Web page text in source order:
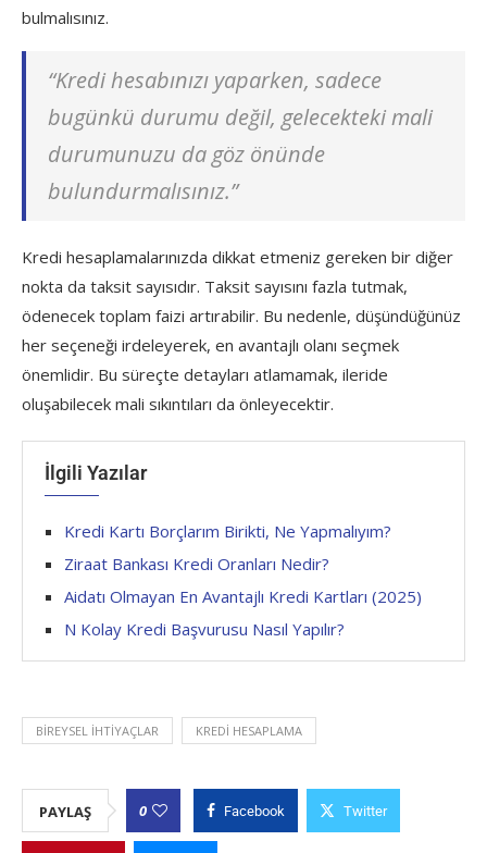
bulmalısınız.
“Kredi hesabınızı yaparken, sadece
bugünkü durumu değil, gelecekteki mali
durumunuzu da göz önünde
bulundurmalısınız.”
Kredi hesaplamalarınızda dikkat etmeniz gereken bir diğer
nokta da taksit sayısıdır. Taksit sayısını fazla tutmak,
ödenecek toplam faizi artırabilir. Bu nedenle, düşündüğünüz
her seçeneği irdeleyerek, en avantajlı olanı seçmek
önemlidir. Bu süreçte detayları atlamamak, ileride
oluşabilecek mali sıkıntıları da önleyecektir.
İlgili Yazılar
Kredi Kartı Borçlarım Birikti, Ne Yapmalıyım?
Ziraat Bankası Kredi Oranları Nedir?
Aidatı Olmayan En Avantajlı Kredi Kartları (2025)
N Kolay Kredi Başvurusu Nasıl Yapılır?
BIREYSEL İHTIYAÇLAR KREDI HESAPLAMA
PAYLAŞ 0 Facebook Twitter